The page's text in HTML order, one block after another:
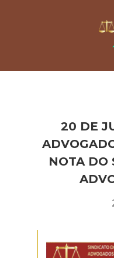
20 DE
NOTA DO